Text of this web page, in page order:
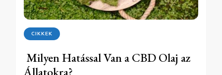
CIKKEK
Milyen Hatással Van a CBD Olaj az